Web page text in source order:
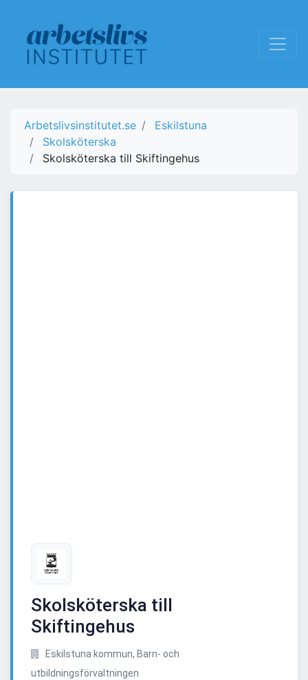
Arbetslivsinstitutet.se
Eskilstuna
Skolsköterska
Skolsköterska till Skiftingehus
Skolsköterska till
Skiftingehus
Eskilstuna kommun, Barn- och
utbildningsförvaltningen